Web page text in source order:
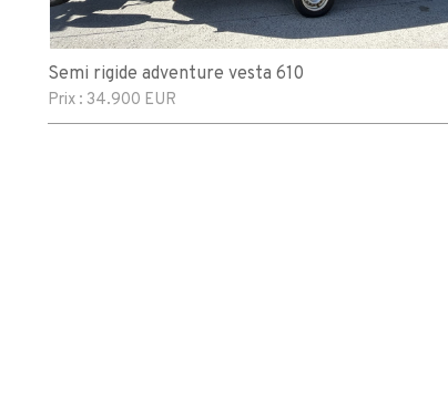
Semi rigide adventure vesta 610
Prix : 34.900 EUR